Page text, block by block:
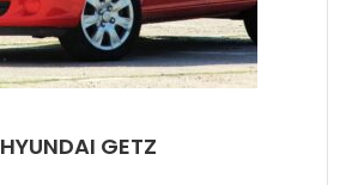
HYUNDAI GETZ